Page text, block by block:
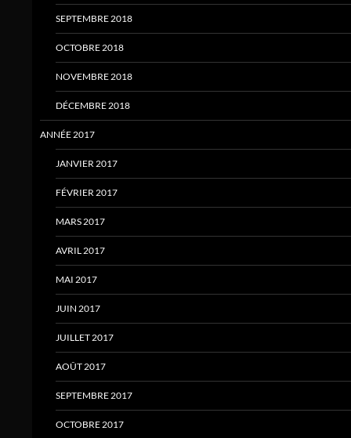
SEPTEMBRE 2018
OCTOBRE 2018
NOVEMBRE 2018
DÉCEMBRE 2018
ANNÉE 2017
JANVIER 2017
FÉVRIER 2017
MARS 2017
AVRIL 2017
MAI 2017
JUIN 2017
JUILLET 2017
AOÛT 2017
SEPTEMBRE 2017
OCTOBRE 2017